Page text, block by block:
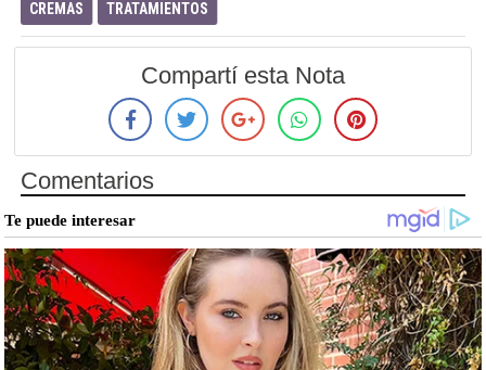
CREMAS TRATAMIENTOS
Compartí esta Nota
Comentarios